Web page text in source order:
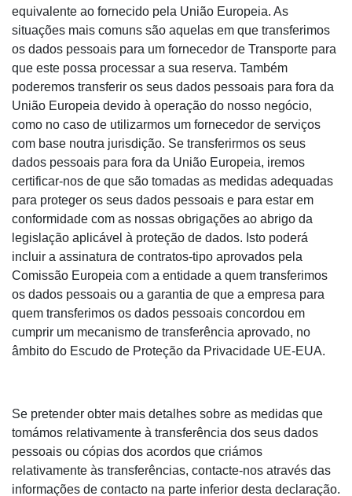
equivalente ao fornecido pela União Europeia. As
situações mais comuns são aquelas em que transferimos
os dados pessoais para um fornecedor de Transporte para
que este possa processar a sua reserva. Também
poderemos transferir os seus dados pessoais para fora da
União Europeia devido à operação do nosso negócio,
como no caso de utilizarmos um fornecedor de serviços
com base noutra jurisdição. Se transferirmos os seus
dados pessoais para fora da União Europeia, iremos
certificar-nos de que são tomadas as medidas adequadas
para proteger os seus dados pessoais e para estar em
conformidade com as nossas obrigações ao abrigo da
legislação aplicável à proteção de dados. Isto poderá
incluir a assinatura de contratos-tipo aprovados pela
Comissão Europeia com a entidade a quem transferimos
os dados pessoais ou a garantia de que a empresa para
quem transferimos os dados pessoais concordou em
cumprir um mecanismo de transferência aprovado, no
âmbito do Escudo de Proteção da Privacidade UE-EUA.
Se pretender obter mais detalhes sobre as medidas que
tomámos relativamente à transferência dos seus dados
pessoais ou cópias dos acordos que criámos
relativamente às transferências, contacte-nos através das
informações de contacto na parte inferior desta declaração.